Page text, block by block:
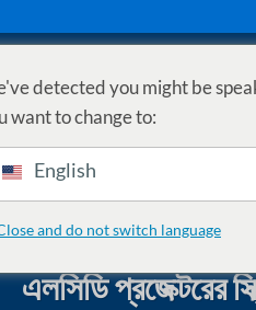
খুঁজুন গাইড সাপোর্ট EMI
এলসিডি প্রজেক্টরের
detected you might be
want to change to:
English
and do not switch language